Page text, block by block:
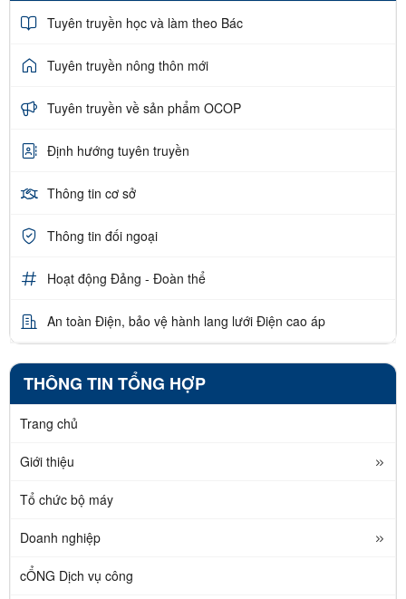
Tuyên truyền học và làm theo Bác
Tuyên truyền nông thôn mới
Tuyên truyền về sản phẩm OCOP
Định hướng tuyên truyền
Thông tin cơ sở
Thông tin đối ngoại
Hoạt động Đảng - Đoàn thể
An toàn Điện, bảo vệ hành lang lưới Điện cao áp
THÔNG TIN TỔNG HỢP
Trang chủ
Giới thiệu
Tổ chức bộ máy
Doanh nghiệp
cỔNG Dịch vụ công